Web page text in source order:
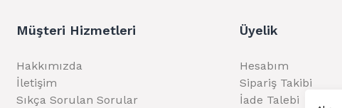
Müşteri Hizmetleri
Hakkımızda
İletişim
Sıkça Sorulan Sorular
Üyelik
Hesabım
Sipariş Takibi
İade Talebi